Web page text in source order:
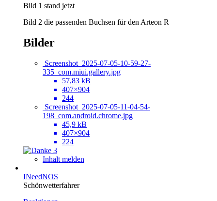
Bild 1 stand jetzt
Bild 2 die passenden Buchsen für den Arteon R
Bilder
Screenshot_2025-07-05-10-59-27-
335_com.miui.gallery.jpg
57,83 kB
407×904
244
Screenshot_2025-07-05-11-04-54-
198_com.android.chrome.jpg
45,9 kB
407×904
224
3
Inhalt melden
INeedNOS
Schönwetterfahrer